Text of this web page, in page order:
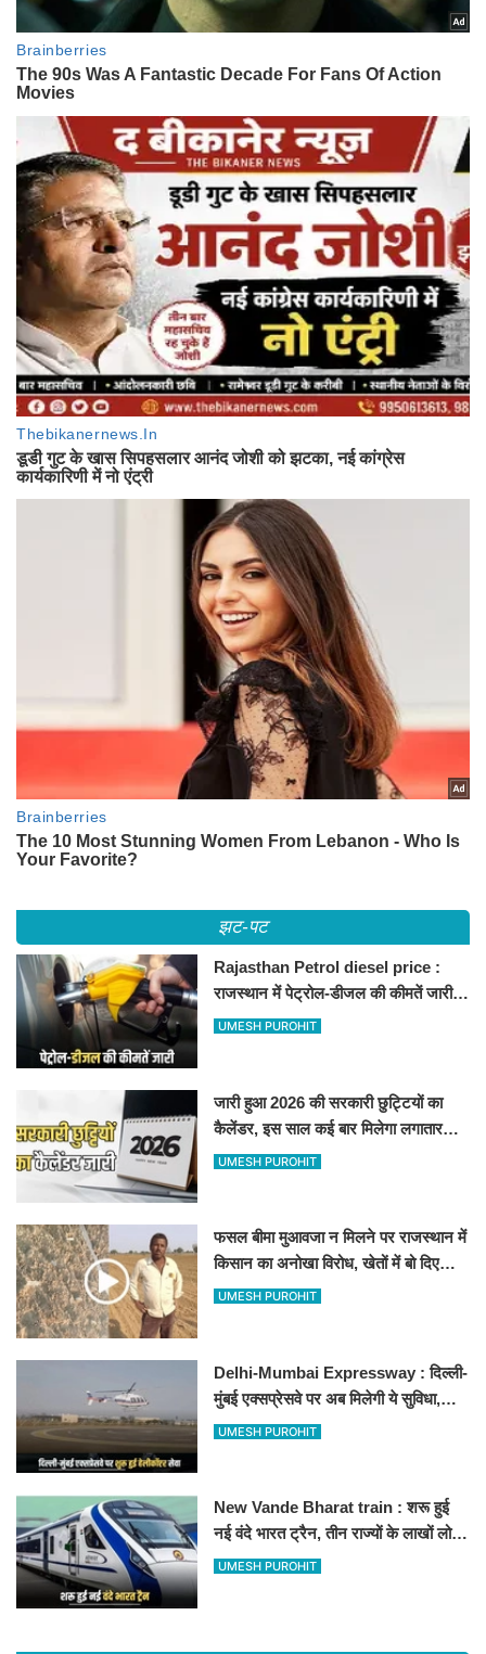
झट-पट
Rajasthan Petrol diesel price :
राजस्थान में पेट्रोल-डीजल की कीमतें जारी,
जानिए बीकानेर समेत पुरे प्रदेश में नए रेट
UMESH PUROHIT
जारी हुआ 2026 की सरकारी छुट्टियों का
कैलेंडर, इस साल कई बार मिलेगा लगातार
अवकाश, देखें
UMESH PUROHIT
फसल बीमा मुआवजा न मिलने पर राजस्थान में
किसान का अनोखा विरोध, खेतों में बो दिए
500-500 रुपए के नोट, वीडियो वायरल
UMESH PUROHIT
Delhi-Mumbai Expressway : दिल्ली-
मुंबई एक्सप्रेसवे पर अब मिलेगी ये सुविधा,
हेलीकॉप्टर सर्विस से तुरंत घायल पहुंचेगा
UMESH PUROHIT
New Vande Bharat train : शरू हुई
नई वंदे भारत ट्रैन, तीन राज्यों के लाखों लोगों
का सफर होगा आसान, देखें पूरा रूटमैप
UMESH PUROHIT